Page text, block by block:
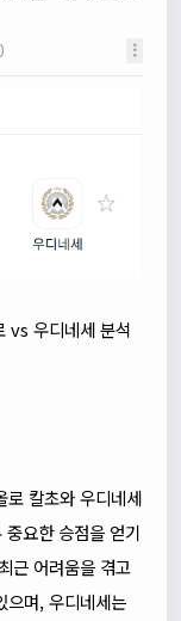
vs 우디네세 분석
칼초와 우디네세
요한 승점을 얻기
근 어려움을 겪고
으며, 우디네세는